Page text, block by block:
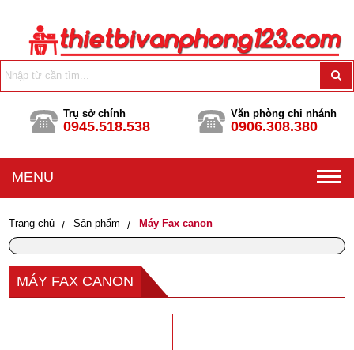
Trụ sở chính
0945.518.538
Văn phòng chi nhánh
0906.308.380
MENU
Trang chủ Sản phẩm Máy Fax canon
MÁY FAX CANON